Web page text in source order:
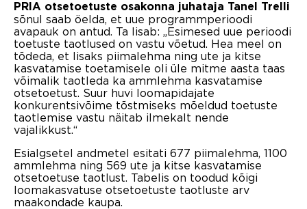
PRIA otsetoetuste osakonna juhataja Tanel Trelli
sõnul saab öelda, et uue programmperioodi
avapauk on antud. Ta lisab: „Esimesed uue perioodi
toetuste taotlused on vastu võetud. Hea meel on
tõdeda, et lisaks piimalehma ning ute ja kitse
kasvatamise toetamisele oli üle mitme aasta taas
võimalik taotleda ka ammlehma kasvatamise
otsetoetust. Suur huvi loomapidajate
konkurentsivõime tõstmiseks mõeldud toetuste
taotlemise vastu näitab ilmekalt nende
vajalikkust.“
Esialgsetel andmetel esitati 677 piimalehma, 1100
ammlehma ning 569 ute ja kitse kasvatamise
otsetoetuse taotlust. Tabelis on toodud kõigi
loomakasvatuse otsetoetuste taotluste arv
maakondade kaupa.